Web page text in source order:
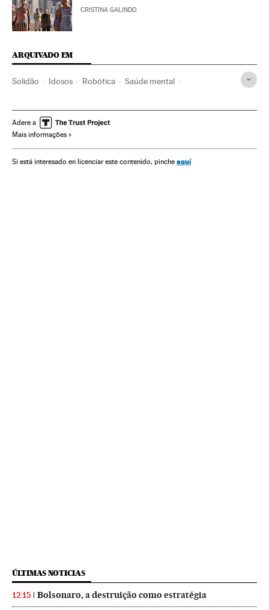
CRISTINA GALINDO
ARQUIVADO EM
Solidão Idosos Robótica Saúde mental
Europa Ocidental Medicina preventiva
Europa Bem-estar
Sociedade Indústria Saúde Ciência
Adere a
Mais informações
Si está interesado en licenciar este contenido, pinche aquí
ÚLTIMAS NOTICIAS
12:15 Bolsonaro, a destruição como estratégia